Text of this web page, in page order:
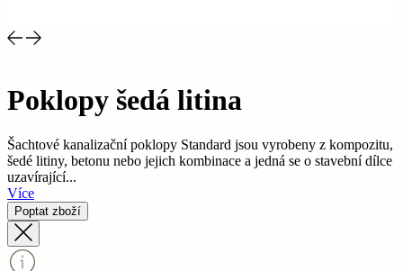
Poklopy šedá litina
Šachtové kanalizační poklopy Standard jsou vyrobeny z kompozitu,
šedé litiny, betonu nebo jejich kombinace a jedná se o stavební dílce
uzavírající...
Více
Poptat zboží